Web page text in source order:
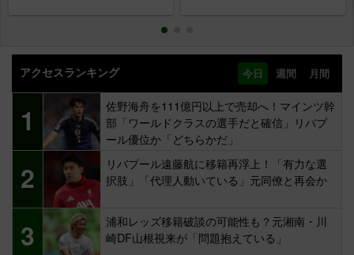
アクセスランキング 今日 週間 月間
1
佐野海舟を111億円以上で売却へ！マインツ幹
部「ワールドクラスの選手だと確信」リバプ
ール優位か「どちらかだ」
2
リバプール遠藤航に移籍再浮上！「有力な選
択肢」「代理人動いている」元同僚と再会か
3
浦和レッズ移籍破談の可能性も？元湘南・川
崎DF山根視来が「問題抱えている」